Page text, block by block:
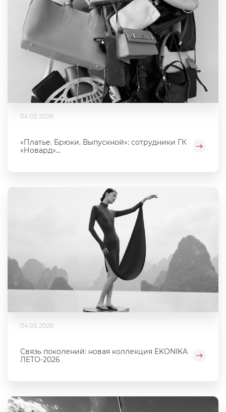
04.05.2026
«Платье. Брюки. Выпускной»: сотрудники ГК
«Новард»...
04.05.2026
Связь поколений: новая коллекция EKONIKA
ЛЕТО-2026